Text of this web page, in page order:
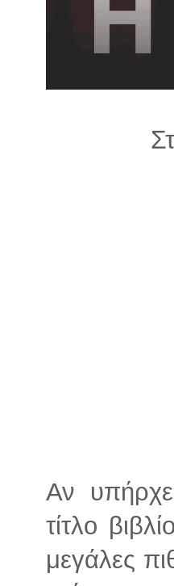
Αν υπήρχε
τίτλο
μεγάλες